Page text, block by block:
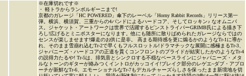
※在庫切れです※
・ 軽トラからランボルギーニまで!
京都のガレージ「HC POWERED」傘下のレーベル「Horny Rabbit Records」リリース第一
弾。横浜、横須賀、三重からの4バンドによるハードコア、そしてロッキン♪ なオムニバ
ス。ジャケット・アートワークは世界で活躍するピンストライパーGRIMB氏による描き下
ろし!広げるとミニポスターになります。他にも随所に散りばめられたガレージならではの
センスが楽しませます!爆走のお供に是非。 高まる期待感を更に煽るかのようなTr-1に導か
れ、そのまま雪崩れ込むTr-2で早くもフルスロットル!ドラマチックな展開に感極まるTr-3、
ジャパニーズ・ハードコアの正道を貫くコンフロントのプライドが結実したかのようなTr-4
の説得力たるや! Tr-5は、排気音とシンクロする不穏なベースラインにジャパニーズ・メタ
ルなトーンのギターが絡みつくイントロがカッコイイ!ブレイク部分のレゲエ~ダブ・アプロ
ーチが新鮮なTr-6、エモーショナルなTr-7もデカルチャーズらしさを保ったまま新境地を切